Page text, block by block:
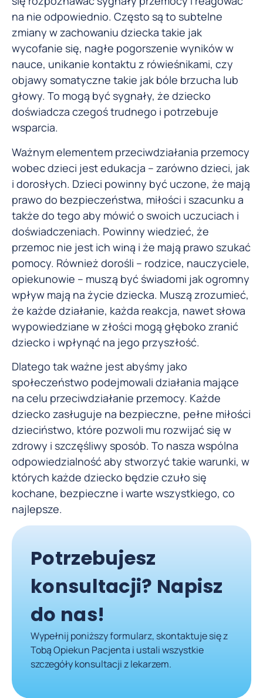
na nie odpowiednio. Często są to subtelne
zmiany w zachowaniu dziecka takie jak
wycofanie się, nagłe pogorszenie wyników w
nauce, unikanie kontaktu z rówieśnikami, czy
objawy somatyczne takie jak bóle brzucha lub
głowy. To mogą być sygnały, że dziecko
doświadcza czegoś trudnego i potrzebuje
wsparcia.
Ważnym elementem przeciwdziałania przemocy
wobec dzieci jest edukacja – zarówno dzieci, jak
i dorosłych. Dzieci powinny być uczone, że mają
prawo do bezpieczeństwa, miłości i szacunku a
także do tego aby mówić o swoich uczuciach i
doświadczeniach. Powinny wiedzieć, że
przemoc nie jest ich winą i że mają prawo szukać
pomocy. Również dorośli – rodzice, nauczyciele,
opiekunowie – muszą być świadomi jak ogromny
wpływ mają na życie dziecka. Muszą zrozumieć,
że każde działanie, każda reakcja, nawet słowa
wypowiedziane w złości mogą głęboko zranić
dziecko i wpłynąć na jego przyszłość.
Dlatego tak ważne jest abyśmy jako
społeczeństwo podejmowali działania mające
na celu przeciwdziałanie przemocy. Każde
dziecko zasługuje na bezpieczne, pełne miłości
dzieciństwo, które pozwoli mu rozwijać się w
zdrowy i szczęśliwy sposób. To nasza wspólna
odpowiedzialność aby stworzyć takie warunki, w
których każde dziecko będzie czuło się
kochane, bezpieczne i warte wszystkiego, co
najlepsze.
Potrzebujesz
konsultacji? Napisz
do nas!
Wypełnij poniższy formularz, skontaktuje się z
Tobą Opiekun Pacjenta i ustali wszystkie
szczegóły konsultacji z lekarzem.